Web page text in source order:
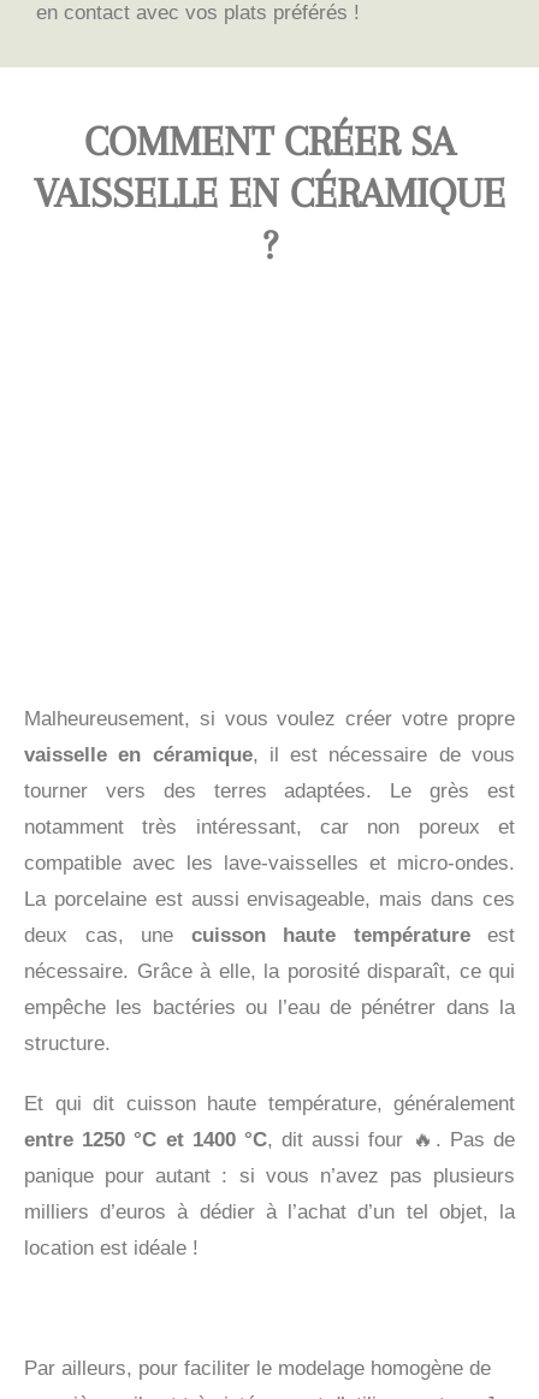
en contact avec vos plats préférés !
COMMENT CRÉER SA
VAISSELLE EN CÉRAMIQUE
?
Malheureusement, si vous voulez créer votre propre
vaisselle en céramique, il est nécessaire de vous
tourner vers des terres adaptées. Le grès est
notamment très intéressant, car non poreux et
compatible avec les lave-vaisselles et micro-ondes.
La porcelaine est aussi envisageable, mais dans ces
deux cas, une cuisson haute températureest
nécessaire. Grâce à elle, la porosité disparaît, ce qui
empêche les bactéries ou l’eau de pénétrer dans la
structure.
Et qui dit cuisson haute température, généralement
entre 1250 °C et 1400 °C, dit aussi four 🔥. Pas de
panique pour autant : si vous n’avez pas plusieurs
milliers d’euros à dédier à l’achat d’un tel objet, la
location est idéale !
Par ailleurs, pour faciliter le modelage homogène de